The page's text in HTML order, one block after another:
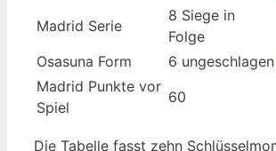
Madrid Serie
8 Siege in
Folge
Osasuna Form
6 ungeschlagen
Madrid Punkte vor
Spiel
60
Die Tabelle fasst zehn